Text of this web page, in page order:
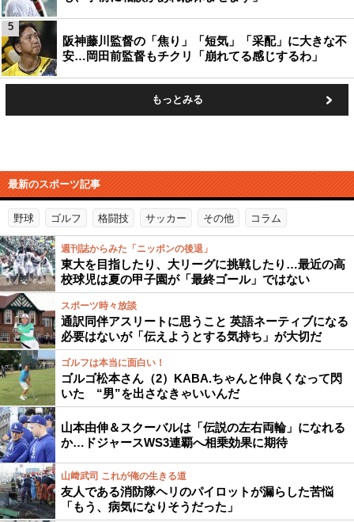
阪神藤川監督の「焦り」「短気」「采配」に大きな不
安…岡田前監督もチクリ「崩れてる感じするわ」
5
もっとみる
最新のスポーツ記事
野球 ゴルフ 格闘技 サッカー その他 コラム
週刊誌からみた「ニッポンの後退」
東大を目指したり、大リーグに挑戦したり…最近の高
校球児は夏の甲子園が「最終ゴール」ではない
スポーツ時々放談
通訳同伴アスリートに思うこと 英語ネーティブになる
必要はないが「伝えようとする気持ち」が大切だ
ゴルフは本当に面白い！
ゴルゴ松本さん（2）KABA.ちゃんと仲良くなって閃
いた “男”を出さなきゃいいんだ
山本由伸＆スクーバルは「伝説の左右両輪」になれる
か…ドジャースWS3連覇へ相乗効果に期待
山﨑武司 これが俺の生きる道
友人である消防隊ヘリのパイロットが漏らした苦悩
「もう、病気になりそうだった」